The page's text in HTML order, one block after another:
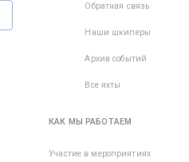
Обратная связь
Наши шкиперы
Архив событий
Все яхты
КАК МЫ РАБОТАЕМ
Участие в мероприятиях